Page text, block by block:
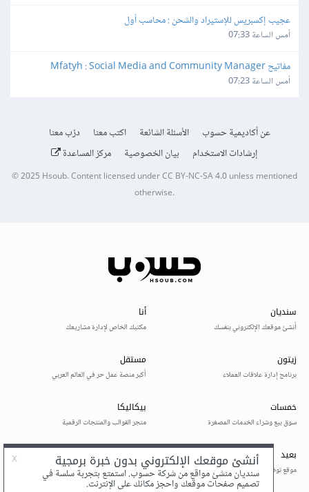
عجيب إكسبريس للإستيراد والشحن : محاسب أول
أمس الساعة 07:33
مفاتيح Mfatyh : Social Media and Community Manager
أمس الساعة 07:23
عن أكاديمية حسوب الأسئلة الشائعة اكتب معنا
درّب معنا
إرشادات الاستخدام
بيان الخصوصية مركز المساعدة
© 2025 Hsoub.Content licensed underCC BY-NC-SA 4.0unless mentioned
otherwise.